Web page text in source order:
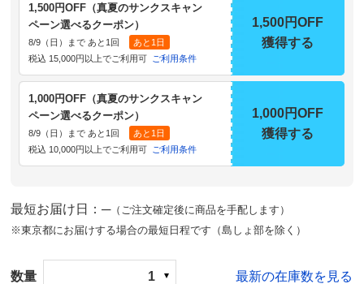
1,500円OFF（真夏のサンクスキャン
ペーン選べるクーポン）
8/9（日）まで あと1回
あと1日
税込 15,000円以上でご利用可 ご利用条件
1,500円OFF
獲得する
1,000円OFF（真夏のサンクスキャン
ペーン選べるクーポン）
8/9（日）まで あと1回
あと1日
税込 10,000円以上でご利用可 ご利用条件
1,000円OFF
獲得する
最短お届け日：─（ご注文確定後に商品を手配します）
※東京都にお届けする場合の最短日程です（島しょ部を除く）
数量 1 最新の在庫数を見る